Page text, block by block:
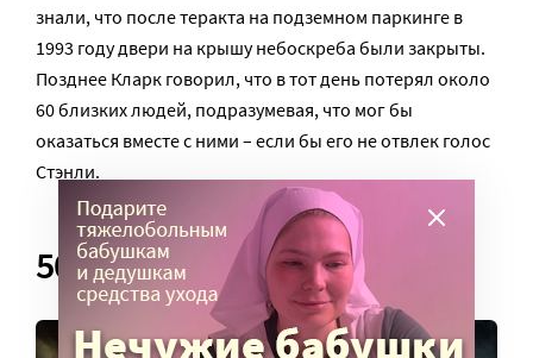
знали, что после теракта на подземном паркинге в
1993 году двери на крышу небоскреба были закрыты.
Позднее Кларк говорил, что в тот день потерял около
60 близких людей, подразумевая, что мог бы
оказаться вместе с ними – если бы его не отвлек голос
Стэнли.
50 минут на спасение